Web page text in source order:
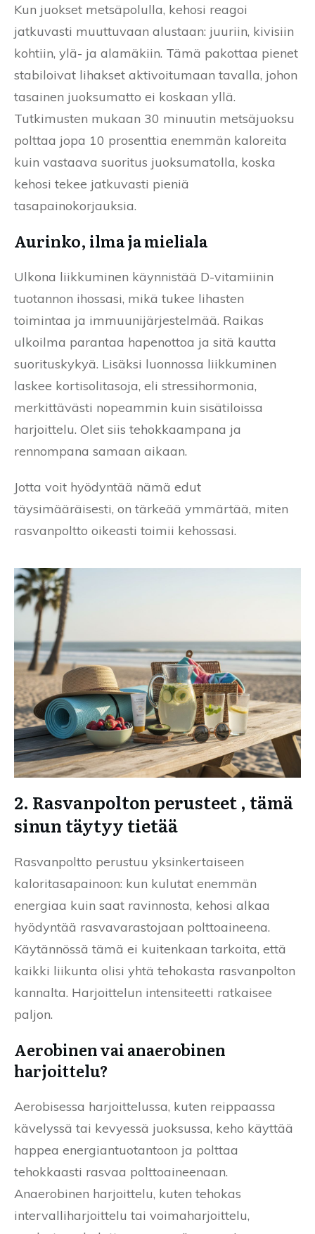
Kun juokset metsäpolulla, kehosi reagoi
jatkuvasti muuttuvaan alustaan: juuriin, kivisiin
kohtiin, ylä- ja alamäkiin. Tämä pakottaa pienet
stabiloivat lihakset aktivoitumaan tavalla, johon
tasainen juoksumatto ei koskaan yllä.
Tutkimusten mukaan 30 minuutin metsäjuoksu
polttaa jopa 10 prosenttia enemmän kaloreita
kuin vastaava suoritus juoksumatolla, koska
kehosi tekee jatkuvasti pieniä
tasapainokorjauksia.
Aurinko, ilma ja mieliala
Ulkona liikkuminen käynnistää D-vitamiinin
tuotannon ihossasi, mikä tukee lihasten
toimintaa ja immuunijärjestelmää. Raikas
ulkoilma parantaa hapenottoa ja sitä kautta
suorituskykyä. Lisäksi luonnossa liikkuminen
laskee kortisolitasoja, eli stressihormonia,
merkittävästi nopeammin kuin sisätiloissa
harjoittelu. Olet siis tehokkaampana ja
rennompana samaan aikaan.
Jotta voit hyödyntää nämä edut
täysimääräisesti, on tärkeää ymmärtää, miten
rasvanpoltto oikeasti toimii kehossasi.
2. Rasvanpolton perusteet , tämä
sinun täytyy tietää
Rasvanpoltto perustuu yksinkertaiseen
kaloritasapainoon: kun kulutat enemmän
energiaa kuin saat ravinnosta, kehosi alkaa
hyödyntää rasvavarastojaan polttoaineena.
Käytännössä tämä ei kuitenkaan tarkoita, että
kaikki liikunta olisi yhtä tehokasta rasvanpolton
kannalta. Harjoittelun intensiteetti ratkaisee
paljon.
Aerobinen vai anaerobinen
harjoittelu?
Aerobisessa harjoittelussa, kuten reippaassa
kävelyssä tai kevyessä juoksussa, keho käyttää
happea energiantuotantoon ja polttaa
tehokkaasti rasvaa polttoaineenaan.
Anaerobinen harjoittelu, kuten tehokas
intervalliharjoittelu tai voimaharjoittelu,